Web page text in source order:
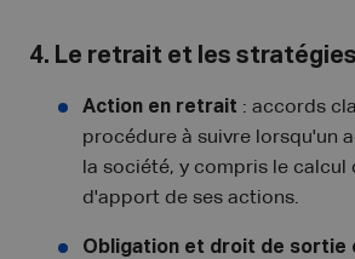
4. Le retrait et les
Action en retrait : accords
procédure à suivre lorsqu'un
la société, y compris le calcul
d'apport de ses actions.
Obligation et droit de sortie